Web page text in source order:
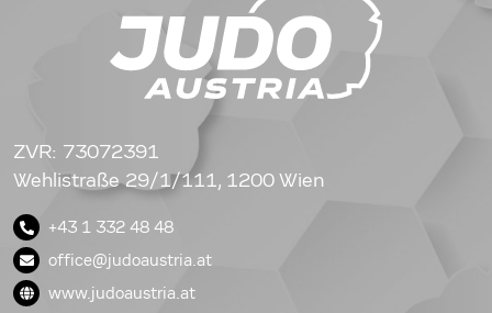
ZVR: 73072391
Wehlistraße 29/1/111, 1200 Wien
+43 1 332 48 48
office@judoaustria.at
www.judoaustria.at